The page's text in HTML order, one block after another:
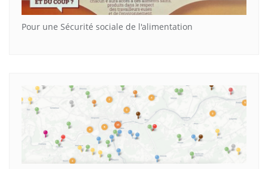
Pour une Sécurité sociale de l'alimentation